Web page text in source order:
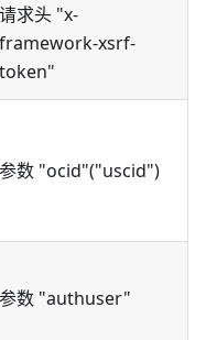
请求头 "x-
framework-xsrf-
token"
参数 "ocid"("uscid")
参数 "authuser"